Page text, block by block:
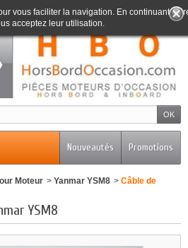
0
Promotions
Nouveautés
vous faciliter la navigation. En continuant
acceptez leur utilisation.
Moteur > Yanmar YSM8 > Câble de
YSM8